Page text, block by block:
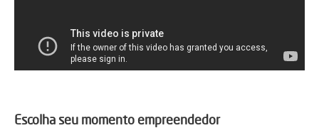
Escolha seu momento empreendedor